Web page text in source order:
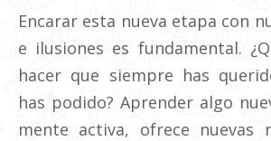
Encarar esta nueva etapa con
e ilusiones es fundamental.
hacer que siempre has
has podido? Aprender algo
mente activa, ofrece nuevas